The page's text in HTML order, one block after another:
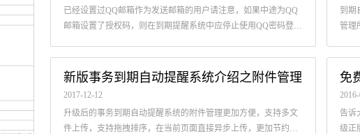
我司自主开发的轻量级PHP博客系统升级说明
2014-06-26
已经设置过QQ邮箱作为发送邮箱的用户请注意，如果中途为QQ
邮箱设置了授权码，则在到期提醒系统中应停止使用QQ密码登
到期
管理
一下
新版事务到期自动提醒系统介绍之附件管理
2017-12-12
升级后的事务到期自动提醒系统的附件管理更加方便，支持多文
件上传，支持拖拽排序，在当前页面直接异步上传，更加节约事
告诉
级正